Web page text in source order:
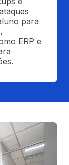
para
ERP e